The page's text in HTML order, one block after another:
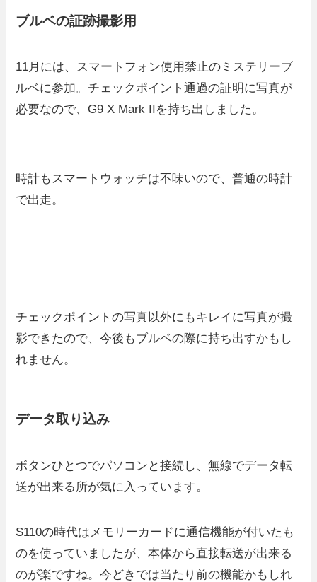
ブルベの証跡撮影用
11月には、スマートフォン使用禁止のミステリーブ
ルベに参加。チェックポイント通過の証明に写真が
必要なので、G9 X Mark IIを持ち出しました。
時計もスマートウォッチは不味いので、普通の時計
で出走。
チェックポイントの写真以外にもキレイに写真が撮
影できたので、今後もブルベの際に持ち出すかもし
れません。
データ取り込み
ボタンひとつでパソコンと接続し、無線でデータ転
送が出来る所が気に入っています。
S110の時代はメモリーカードに通信機能が付いたも
のを使っていましたが、本体から直接転送が出来る
のが楽ですね。今どきでは当たり前の機能かもしれ